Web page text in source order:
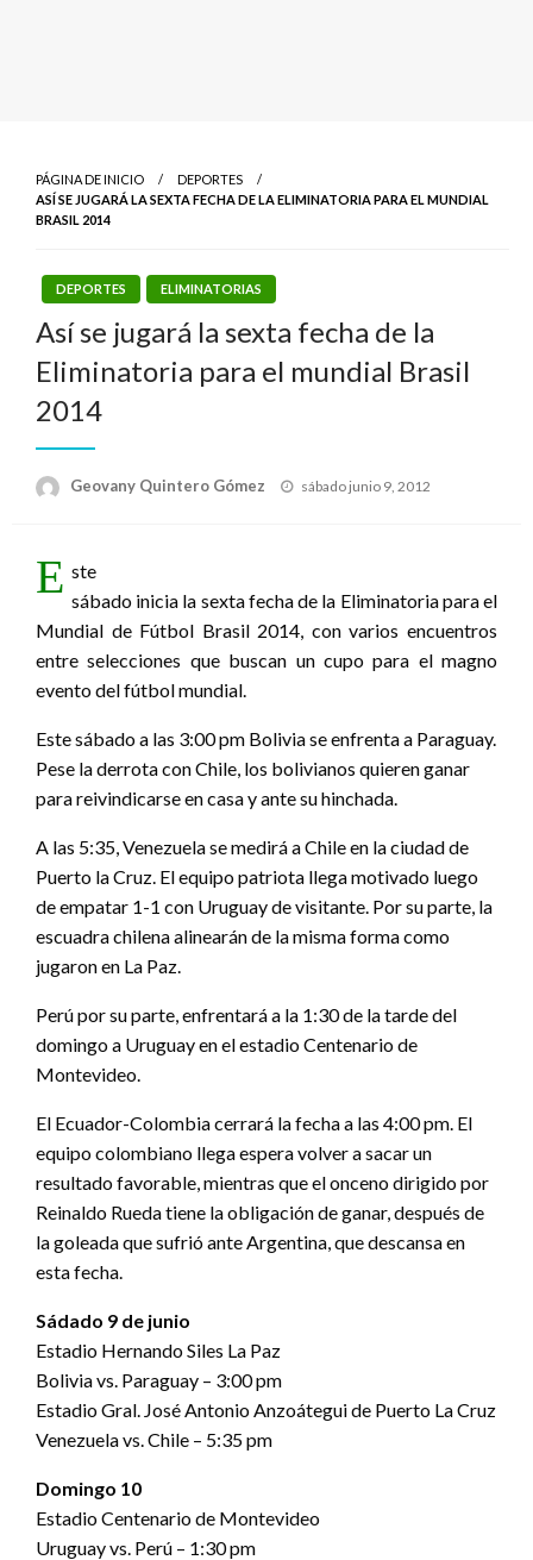
PÁGINA DE INICIO
DEPORTES
ASÍ SE JUGARÁ LA SEXTA FECHA DE LA ELIMINATORIA PARA EL MUNDIAL
BRASIL 2014
DEPORTES ELIMINATORIAS
Así se jugará la sexta fecha de la
Eliminatoria para el mundial Brasil
2014
Geovany Quintero Gómez
Publicado
sábado junio 9, 2012
E ste
sábado inicia la sexta fecha de la Eliminatoria para el
Mundial de Fútbol Brasil 2014, con varios encuentros
entre selecciones que buscan un cupo para el magno
evento del fútbol mundial.
Este sábado a las 3:00 pm Bolivia se enfrenta a Paraguay.
Pese la derrota con Chile, los bolivianos quieren ganar
para reivindicarse en casa y ante su hinchada.
A las 5:35, Venezuela se medirá a Chile en la ciudad de
Puerto la Cruz. El equipo patriota llega motivado luego
de empatar 1-1 con Uruguay de visitante. Por su parte, la
escuadra chilena alinearán de la misma forma como
jugaron en La Paz.
Perú por su parte, enfrentará a la 1:30 de la tarde del
domingo a Uruguay en el estadio Centenario de
Montevideo.
El Ecuador-Colombia cerrará la fecha a las 4:00 pm. El
equipo colombiano llega espera volver a sacar un
resultado favorable, mientras que el onceno dirigido por
Reinaldo Rueda tiene la obligación de ganar, después de
la goleada que sufrió ante Argentina, que descansa en
esta fecha.
Sádado 9 de junio
Estadio Hernando Siles La Paz
Bolivia vs. Paraguay – 3:00 pm
Estadio Gral. José Antonio Anzoátegui de Puerto La Cruz
Venezuela vs. Chile – 5:35 pm
Domingo 10
Estadio Centenario de Montevideo
Uruguay vs. Perú – 1:30 pm